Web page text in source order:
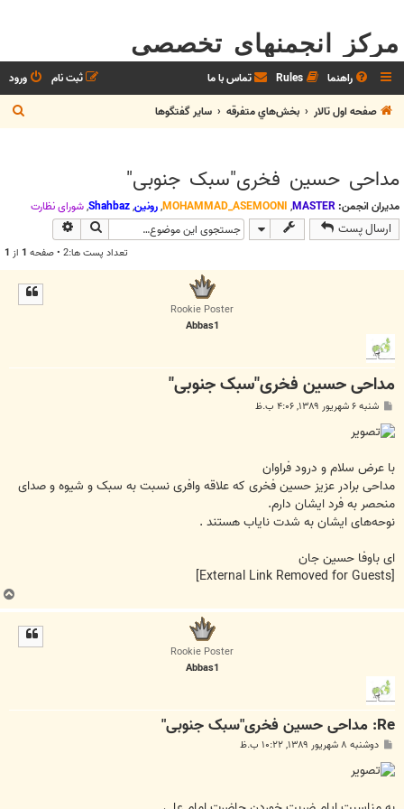
مرکز انجمنهای تخصصی
راهنما Rules تماس با ما ورود
ثبت نام
صفحه اول تالار
بخش‌‌هاي متفرقه ساير گفتگوها
س
مداحی حسین فخری"سبک جنوبی"
مدیران انجمن: MASTER
,
MOHAMMAD_ASEMOONI
,رونین,
Shahbaz
,شوراي نظارت
ارسال پست جستجو
تعداد پست ها:2 • صفحه 1 از 1
Rookie Poster
Abbas1
مداحی حسین فخری"سبک جنوبی"
ت
شنبه ۶ شهریور ۱۳۸۹, ۴:۰۶ ب.ظ
با عرض سلام و درود فراوان
مداحی برادر عزیز حسین فخری که علاقه وافری نسبت به سبک و شیوه و صدای
منحصر به فرد ایشان دارم.
نوحه‌های ایشان به شدت نایاب هستند .
ای باوفا حسین جان
[External Link Removed for Guests]
Rookie Poster
Abbas1
Re: مداحی حسین فخری"سبک جنوبی"
ت
دوشنبه ۸ شهریور ۱۳۸۹, ۱۰:۲۲ ب.ظ